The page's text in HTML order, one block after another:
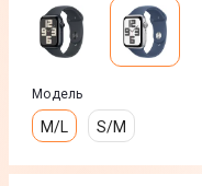
Модель
M/L S/M